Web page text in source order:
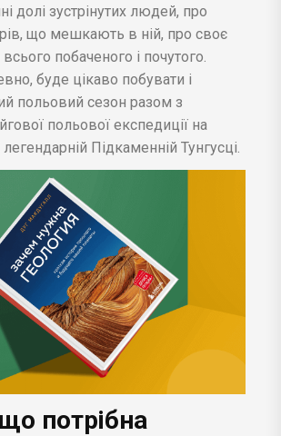
долі зустрінутих людей, про
що мешкають в ній, про своє
побаченого і почутого.
буде цікаво побувати і
польовий сезон разом з
польової експедиції на
Підкаменній Тунгусці.
потрібна